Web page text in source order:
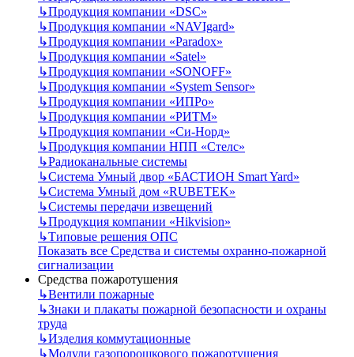
↳Продукция компании «DSC»
↳Продукция компании «NAVIgard»
↳Продукция компании «Paradox»
↳Продукция компании «Satel»
↳Продукция компании «SONOFF»
↳Продукция компании «System Sensor»
↳Продукция компании «ИПРо»
↳Продукция компании «РИТМ»
↳Продукция компании «Си-Норд»
↳Продукция компании НПП «Стелс»
↳Радиоканальные системы
↳Система Умный двор «БАСТИОН Smart Yard»
↳Система Умный дом «RUBETEK»
↳Системы передачи извещений
↳Продукция компании «Hikvision»
↳Типовые решения ОПС
Показать все Средства и системы охранно-пожарной
сигнализации
Средства пожаротушения
↳Вентили пожарные
↳Знаки и плакаты пожарной безопасности и охраны
труда
↳Изделия коммутационные
↳Модули газопорошкового пожаротушения